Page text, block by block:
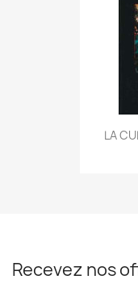
LA
Recevez nos